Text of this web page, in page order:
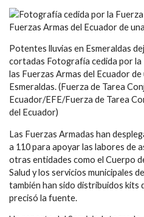
Potentes lluvias en Esmeraldas
cortadas Fotografía cedida por la
las Fuerzas Armas del Ecuador
Esmeraldas. (Fuerza de Tarea
Ecuador/EFE/Fuerza de Tarea
del Ecuador)
Las Fuerzas Armadas han
a 110 para apoyar las labores de
otras entidades como el Cuerpo
Salud y los servicios municipales
también han sido distribuidos kits
precisó la fuente.